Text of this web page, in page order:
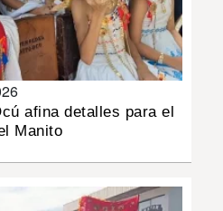
afina detalles para el
Manito